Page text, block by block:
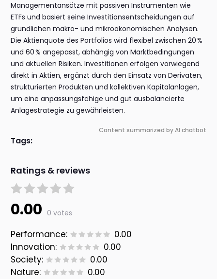
Managementansätze mit passiven Instrumenten wie
ETFs und basiert seine Investitionsentscheidungen auf
gründlichen makro- und mikroökonomischen Analysen.
Die Aktienquote des Portfolios wird flexibel zwischen 20 %
und 60 % angepasst, abhängig von Marktbedingungen
und aktuellen Risiken. Investitionen erfolgen vorwiegend
direkt in Aktien, ergänzt durch den Einsatz von Derivaten,
strukturierten Produkten und kollektiven Kapitalanlagen,
um eine anpassungsfähige und gut ausbalancierte
Anlagestrategie zu gewährleisten.
Content summarized by AI chatbot
Tags:
Ratings & reviews
0.00 0 votes
Performance:
0.00
Innovation:
0.00
Society:
0.00
Nature:
0.00